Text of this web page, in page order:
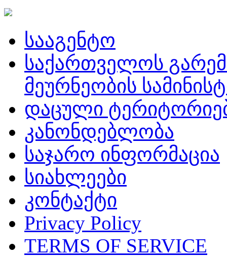
სააგენტო
საქართველოს
მეურნეობის
დაცული
კანონდებლობა
საჯარო ინფორმაცია
სიახლეები
კონტაქტი
Privacy Policy
TERMS OF SERVICE